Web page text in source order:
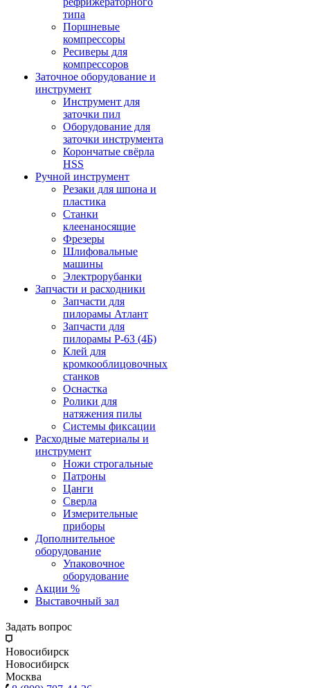
типа
Поршневые
компрессоры
Ресиверы для
компрессоров
Заточное оборудование и
инструмент
Инструмент для
заточки пил
Оборудование для
заточки инструмента
Корончатые свёрла
HSS
Ручной инструмент
Резаки для шпона и
пластика
Станки
клеенаносящие
Фрезеры
Шлифовальные
машины
Электрорубанки
Запчасти и расходники
Запчасти для
пилорамы Атлант
Запчасти для
пилорамы Р-63 (4Б)
Клей для
кромкооблицовочных
станков
Оснастка
Ролики для
натяжения пилы
Системы фиксации
Расходные материалы и
инструмент
Ножи строгальные
Патроны
Цанги
Сверла
Измерительные
приборы
Дополнительное
оборудование
Упаковочное
оборудование
Акции %
Выставочный зал
Задать вопрос
Новосибирск
Новосибирск
Москва